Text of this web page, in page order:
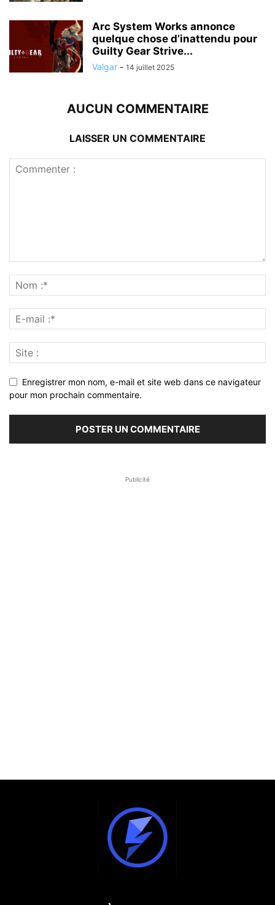
Arc System Works annonce
quelque chose d’inattendu pour
Guilty Gear Strive...
Valgar - 14 juillet 2025
AUCUN COMMENTAIRE
LAISSER UN COMMENTAIRE
Enregistrer mon nom, e-mail et site web dans ce navigateur
pour mon prochain commentaire.
Publicité